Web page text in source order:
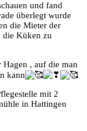
und fand
überlegt wurde
die Mieter der
die Küken zu
Hagen , auf die man
kann
mit 2
in Hattingen